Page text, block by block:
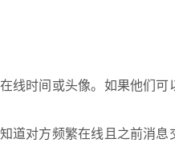
线时间或头像。如果他们可
道对方频繁在线且之前消息